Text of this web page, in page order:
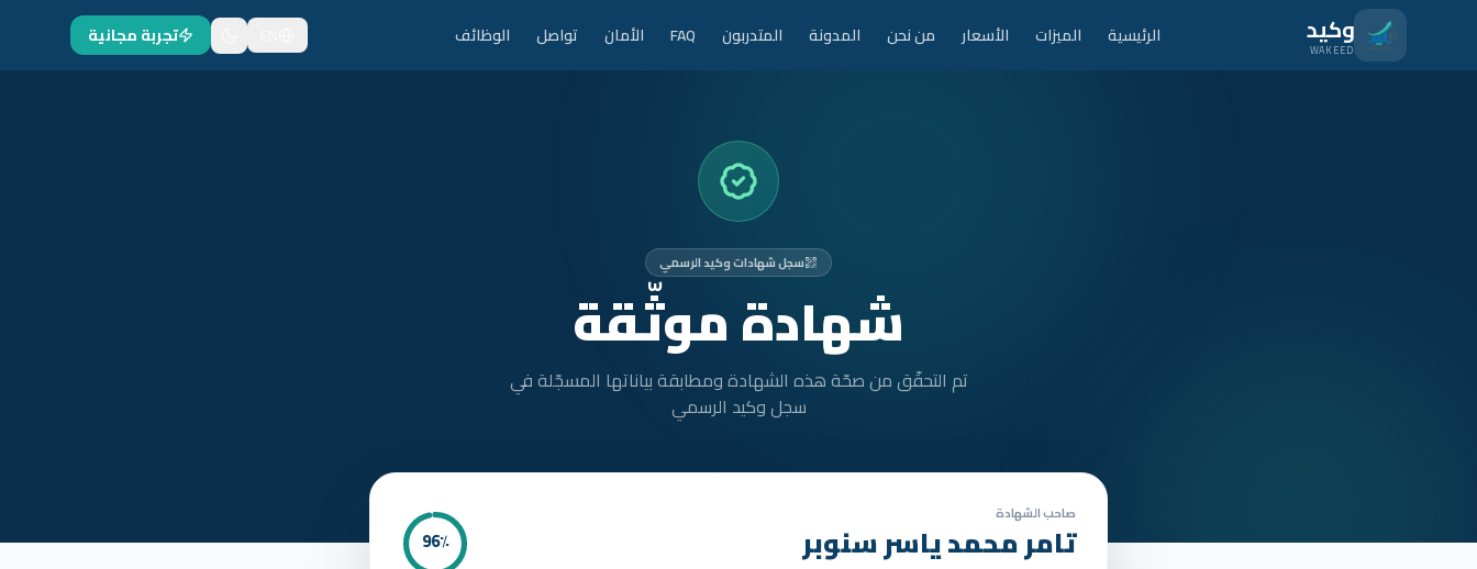
انتقل للمحتوى الرئيسيوكيد
WAKEED الرئيسية الميزات الأسعار من نحن المدونة المتدربون FAQ الأمان تواصل الوظائف تجربة مجانية
سجل شهادات وكيد الرسمي
شهادة موثّقة
تم التحقّق من صحّة هذه الشهادة ومطابقة بياناتها المسجّلة في
سجل وكيد الرسمي
صاحب الشهادة
تامر محمد ياسر سنوبر 96٪